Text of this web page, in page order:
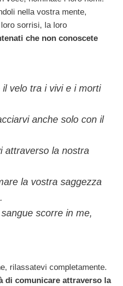
nella vostra mente,
sorrisi, la loro
che non conoscete
il velo tra i vivi e i morti
anche solo con il
attraverso la nostra
la vostra saggezza
scorre in me,
rilassatevi completamente.
di comunicare attraverso la